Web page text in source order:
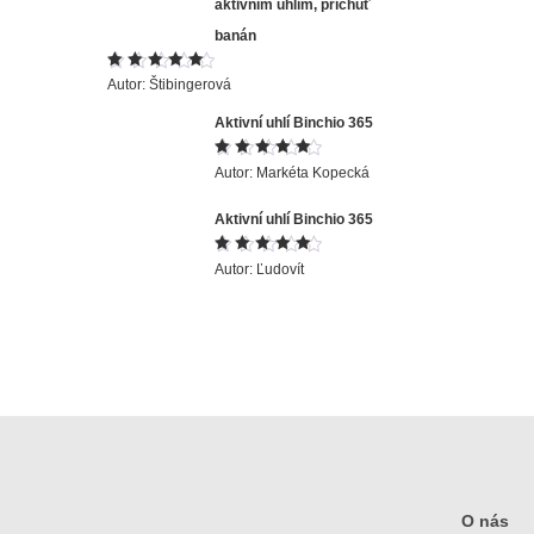
aktivním uhlím, příchuť
banán
Hodnocení
z 5
Autor: Štibingerová
Aktivní uhlí Binchio 365
Hodnocení
5z 5
Autor: Markéta Kopecká
Aktivní uhlí Binchio 365
Hodnocení
5z 5
Autor: Ľudovít
O nás